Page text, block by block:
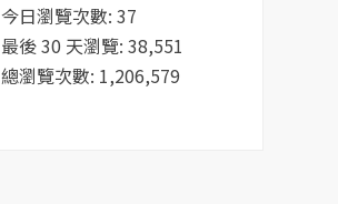
今日瀏覽次數:37
最後 30 天瀏覽:38,551
總瀏覽次數: 1,206,579